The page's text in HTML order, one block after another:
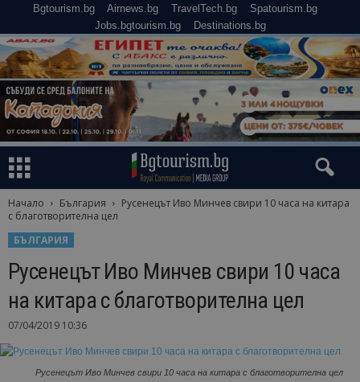
Bgtourism.bg Airnews.bg TravelTech.bg
Spatourism.bg
Jobs.bgtourism.bg
Destinations.bg
Начало България
Русенецът Иво Минчев свири 10 часа на китара
с благотворителна цел
БЪЛГАРИЯ
Русенецът Иво Минчев свири 10 часа
на китара с благотворителна цел
07/04/2019 10:36
Русенецът Иво Минчев свири 10 часа на китара с благотворителна цел